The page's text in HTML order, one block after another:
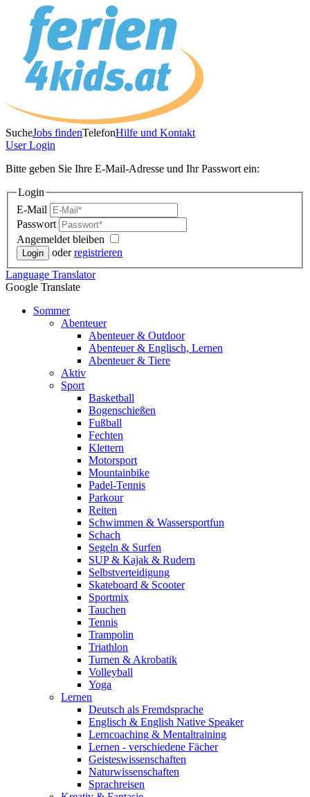
SucheJobs findenTelefonHilfe und Kontakt
UserLogin
Bitte geben Sie Ihre E-Mail-Adresse und Ihr Passwort ein:
Login
E-Mail
Passwort
Angemeldet bleiben
oderregistrieren
Language Translator
Google Translate
Sommer
Abenteuer
Abenteuer & Outdoor
Abenteuer & Englisch, Lernen
Abenteuer & Tiere
Aktiv
Sport
Basketball
Bogenschießen
Fußball
Fechten
Klettern
Motorsport
Mountainbike
Padel-Tennis
Parkour
Reiten
Schwimmen & Wassersportfun
Schach
Segeln & Surfen
SUP & Kajak & Rudern
Selbstverteidigung
Skateboard & Scooter
Sportmix
Tauchen
Tennis
Trampolin
Triathlon
Turnen & Akrobatik
Volleyball
Yoga
Lernen
Deutsch als Fremdsprache
Englisch & English Native Speaker
Lerncoaching & Mentaltraining
Lernen - verschiedene Fächer
Geisteswissenschaften
Naturwissenschaften
Sprachreisen